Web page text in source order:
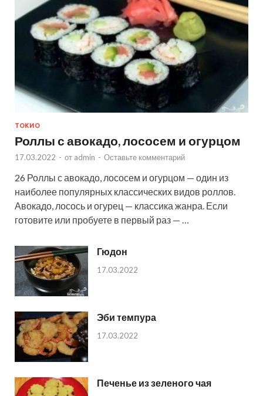
ТОКИО
Роллы с авокадо, лососем и огурцом
17.03.2022 - от admin - Оставьте комментарий
26 Роллы с авокадо, лососем и огурцом — один из
наиболее популярных классических видов роллов.
Авокадо, лосось и огурец — классика жанра. Если
готовите или пробуете в первый раз — …
Гюдон
17.03.2022
Эби темпура
17.03.2022
Печенье из зеленого чая